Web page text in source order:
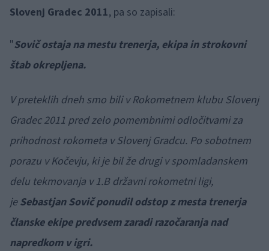
Slovenj Gradec 2011, pa so zapisali:
"Sovič ostaja na mestu trenerja, ekipa in strokovni
štab okrepljena.
V preteklih dneh smo bili v Rokometnem klubu Slovenj
Gradec 2011 pred zelo pomembnimi odločitvami za
prihodnost rokometa v Slovenj Gradcu. Po sobotnem
porazu v Kočevju, ki je bil že drugi v spomladanskem
delu tekmovanja v 1.B državni rokometni ligi,
jeSebastjan Sovič ponudil odstop z mesta trenerja
članske ekipe predvsem zaradi razočaranja nad
napredkom v igri.